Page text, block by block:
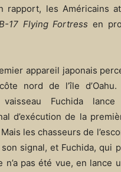
rapport, les Américains
17 Flying Fortress en
appareil japonais
nord de l’île d’Oahu.
Fuchida
d’exécution de la
Mais les chasseurs de
signal, et Fuchida, qui
n’a pas été vue, en lance